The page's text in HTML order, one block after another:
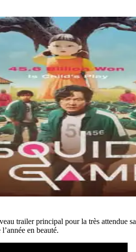
trailer principal pour la très attendue
en beauté.